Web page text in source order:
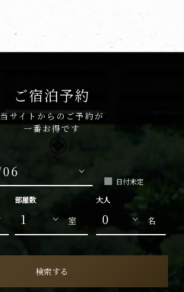
ご宿泊予約
当サイトからのご予約が
一番お得です
日付未定
部屋数
室
大人
名
検索する